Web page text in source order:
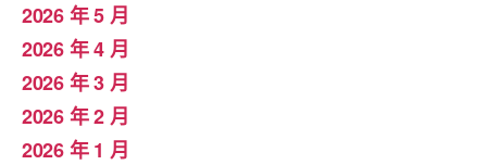
2026 年 5 月
2026 年 4 月
2026 年 3 月
2026 年 2 月
2026 年 1 月